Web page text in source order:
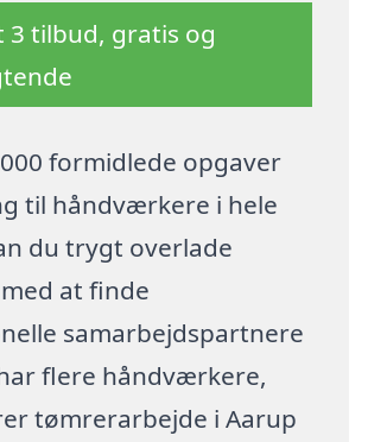
3 tilbud, gratis og
formidlede opgaver
til håndværkere i hele
du trygt overlade
at finde
samarbejdspartnere
flere håndværkere,
tømrerarbejde i Aarup